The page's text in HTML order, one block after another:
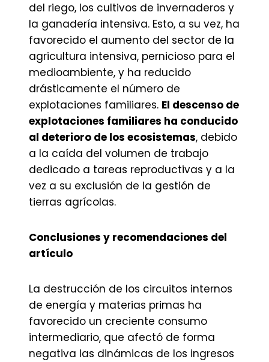
del riego, los cultivos de invernaderos y
la ganadería intensiva. Esto, a su vez, ha
favorecido el aumento del sector de la
agricultura intensiva, pernicioso para el
medioambiente, y ha reducido
drásticamente el número de
explotaciones familiares. El descenso de
explotaciones familiares ha conducido
al deterioro de los ecosistemas, debido
a la caída del volumen de trabajo
dedicado a tareas reproductivas y a la
vez a su exclusión de la gestión de
tierras agrícolas.
Conclusiones y recomendaciones del
artículo
La destrucción de los circuitos internos
de energía y materias primas ha
favorecido un creciente consumo
intermediario, que afectó de forma
negativa las dinámicas de los ingresos